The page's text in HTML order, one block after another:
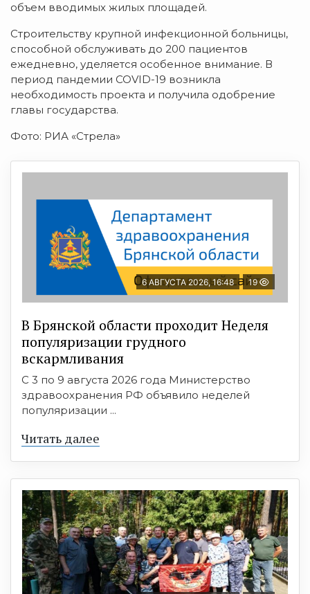
объем вводимых жилых площадей.
Строительству крупной инфекционной больницы,
способной обслуживать до 200 пациентов
ежедневно, уделяется особенное внимание. В
период пандемии COVID-19 возникла
необходимость проекта и получила одобрение
главы государства.
Фото: РИА «Стрела»
6 АВГУСТА 2026, 16:48 19
В Брянской области проходит Неделя
популяризации грудного
вскармливания
С 3 по 9 августа 2026 года Министерство
здравоохранения РФ объявило неделей
популяризации ...
Читать далее